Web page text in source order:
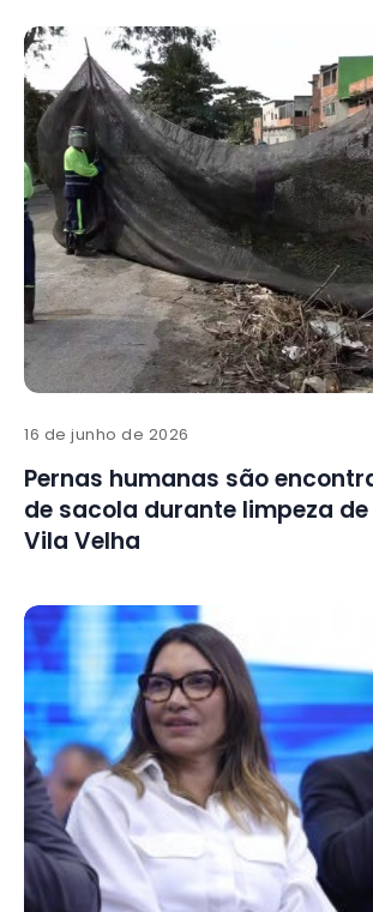
16 de junho de 2026
Pernas humanas são
de sacola durante limpeza
Vila Velha